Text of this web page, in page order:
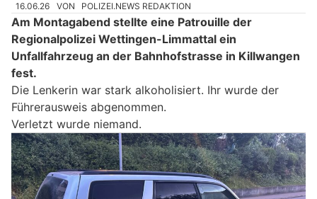
16.06.26 VON POLIZEI.NEWS REDAKTION
Am Montagabend stellte eine Patrouille der
Regionalpolizei Wettingen-Limmattal ein
Unfallfahrzeug an der Bahnhofstrasse in Killwangen
fest.
Die Lenkerin war stark alkoholisiert. Ihr wurde der
Führerausweis abgenommen.
Verletzt wurde niemand.